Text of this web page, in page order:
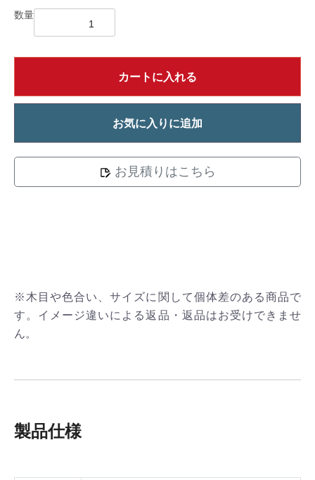
数量
カートに入れる
お気に入りに追加
お見積りはこちら
※木目や色合い、サイズに関して個体差のある商品で
す。イメージ違いによる返品・返品はお受けできませ
ん。
製品仕様